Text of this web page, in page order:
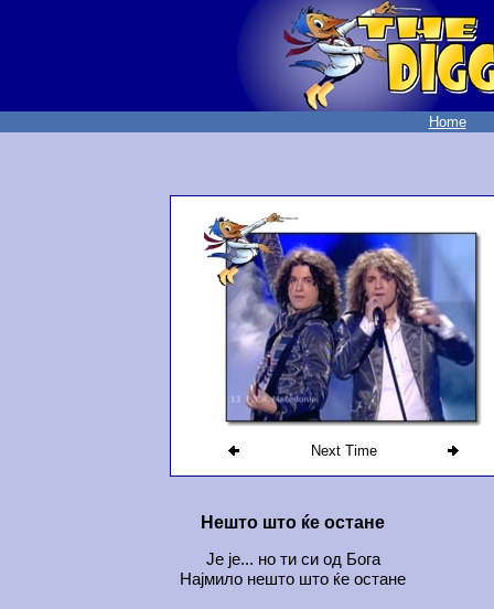
Home
Next Time
Нешто што ќе остане
Је је... но ти си од Бога
Најмило нешто што ќе остане